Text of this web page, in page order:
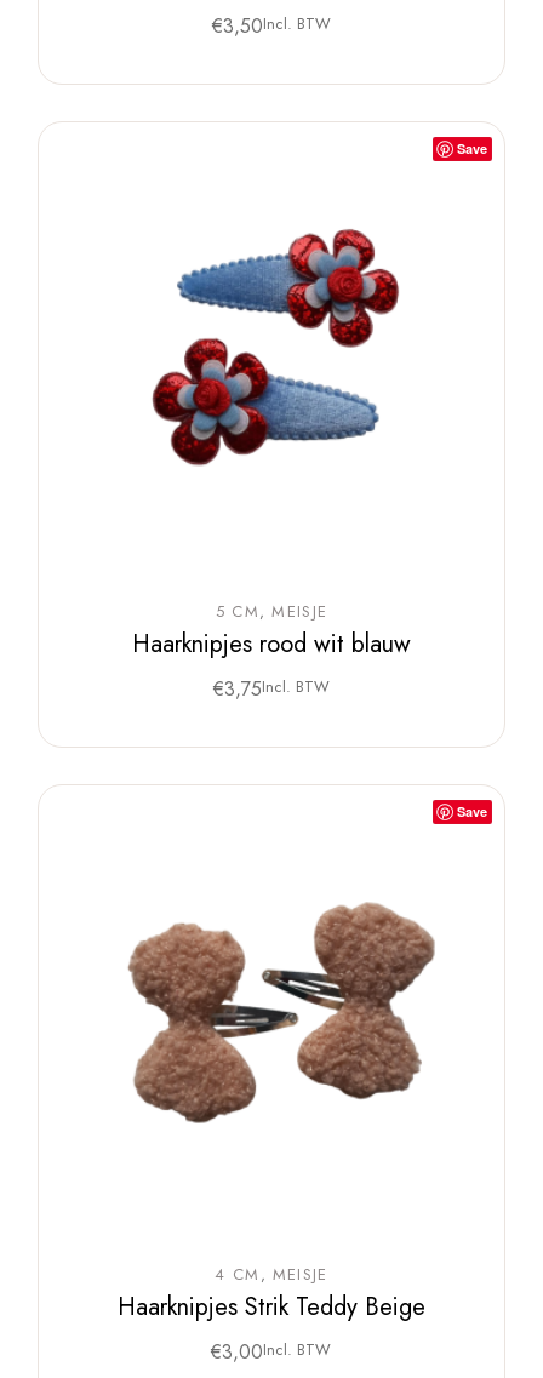
€3,50Incl. BTW
Save
5 CM MEISJE
Haarknipjes rood wit blauw
€3,75Incl. BTW
Save
4 CM MEISJE
Haarknipjes Strik Teddy Beige
€3,00Incl. BTW